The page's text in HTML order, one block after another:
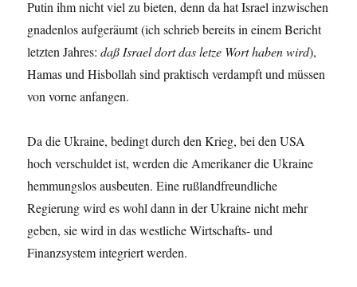
Putin ihm nicht viel zu bieten, denn da hat Israel inzwischen
gnadenlos aufgeräumt (ich schrieb bereits in einem Bericht
letzten Jahres:daß Israel dort das letze Wort haben wird),
Hamas und Hisbollah sind praktisch verdampft und müssen
von vorne anfangen.
Da die Ukraine, bedingt durch den Krieg, bei den USA
hoch verschuldet ist, werden die Amerikaner die Ukraine
hemmungslos ausbeuten. Eine rußlandfreundliche
Regierung wird es wohl dann in der Ukraine nicht mehr
geben, sie wird in das westliche Wirtschafts- und
Finanzsystem integriert werden.